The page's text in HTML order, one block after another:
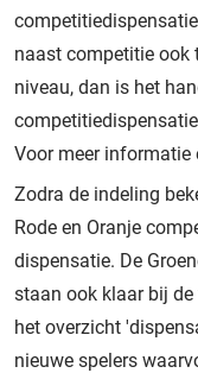
naast competitie ook
niveau, dan is het
Voor meer
Zodra de indeling
Rode en Oranje
dispensatie. De
staan ook klaar bij
het overzicht
nieuwe spelers